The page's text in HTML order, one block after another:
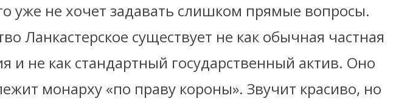
уже не хочет задавать слишком прямые вопросы.
Ланкастерское существует не как обычная частная
и не как стандартный государственный актив. Оно
монарху «по праву короны». Звучит красиво, но